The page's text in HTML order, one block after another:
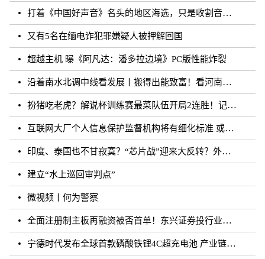
打着《中国好声音》名头的地区海选，只是收割音乐梦想的圈钱游戏？
又有5名在缅电诈犯罪嫌疑人被押解回国
超越主机 曝《阿凡达：潘多拉边境》PC版性能炸裂
沿着南水北调中线看发展丨搬得出能致富！看河南各地“移民村”如何变身“宜民村”
扮猪吃老虎？解说杯训练赛最菜队伍开局2连胜！记得躺枪
互联网大厂个人信息保护监督机构将有细化标准 或须六个月内完成组建
印度、泰国也不甘寂寞？“芯片战”迎来大反转？外媒：风云再起
建立“水上巡回审判点”
微视频丨何为警察
全面注册制主板再融资被否首单！东兴证券投行业务再遭打击
宁德时代发布全球首款磷酸铁锂4C超充电池 产业链上市公司相继规划和布局